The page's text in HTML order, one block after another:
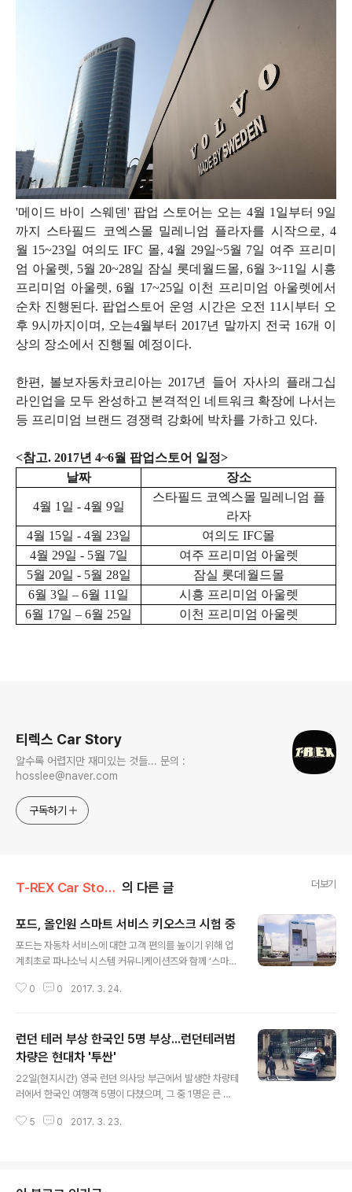
'메이드 바이 스웨덴 ' 팝업 스토어는 오는 4월 1 일부터 9일
까지 스타필드 코엑스몰 밀레니엄 플라자를 시작으로, 4
월 15~23일 여의도 IFC 몰, 4월 29일~5월 7일 여주 프리미
엄 아울렛, 5월 20~28일 잠실 롯데월드몰, 6월 3~11 일 시흥
프리미엄 아울렛, 6월 17~25일 이천 프리미엄 아울렛에서
순차 진행된다. 팝업스토어 운영 시간은 오전 11시부터 오
후 9시까지이며 , 오는4월부터 2017년 말까지 전국 16개 이
상의 장소에서 진행될 예정이다.
한편 , 볼보자동차코리아는 2017년 들어 자사의 플래그십
라인업을 모두 완성하고 본격적인 네트워크 확장에 나서는
등 프리미엄 브랜드 경쟁력 강화에 박차를 가하고 있다.
<참고. 2017년 4~6월 팝업스토어 일정>
날짜
장소
4월 1 일 - 4월 9일
스타필드 코엑스몰 밀레니엄 플
라자
4월 15일 - 4월 23일 여의도 IFC몰
4월 29일 - 5월 7일
여주 프리미엄 아울렛
5월 20일 - 5월 28일
잠실 롯데월드몰
6월 3일 – 6월 11 일
시흥 프리미엄 아울렛
6월 17일 – 6월 25일 이천 프리미엄 아울렛
티렉스 Car Story
알수록 어렵지만 재미있는 것들... 문의 :
hosslee@naver.com
구독하기
T-REX Car Story/Car 시장&업계이야기 의 다른 글 더보기
포드, 올인원 스마트 서비스 키오스크 시험 중
포드는 자동차 서비스에 대한 고객 편의를 높이기 위해 업
계최초로 파나소닉 시스템 커뮤니케이션즈와 함께 ‘스마트
고 밝혔다. 키오스크는 차량 보관 및 인수, 차량 대여, 픽업
oto) 및 파나소닉이 공동 설계한 설비다. 키오스크 터치스
크린에 이름, 주소,이메일, 전화번호, 마지막으로 차량 정보
까지 입력하면 보안PIN 번호가 생성돼 원하는 서비스를 선
택할 수 있다. 픽업 서비스를 이용하는 경우, PIN 번호를 입
력하고 이메일로 받은QR 코드를 스캔하면 키를 받을 수 있
다. 스마트 서비스 키오스크는 지난 1월부터 미국 미시시피
0 0 2017. 3. 24.
런던 테러 부상 한국인 5명 부상...런던테러범
차량은 현대차 '투싼'
22일(현지시간) 영국 런던 의사당 부근에서 발생한 차량테
러에서 한국인 여행객 5명이 다쳤으며, 그 중 1명은 큰 부
두 명은 골절을 입어 치료를 받은 뒤 퇴원했고 다른 두 명은
고 웨스트민스터 다리 인도로 돌진할 당시 놀란 사람들이
5 0 2017. 3. 23.